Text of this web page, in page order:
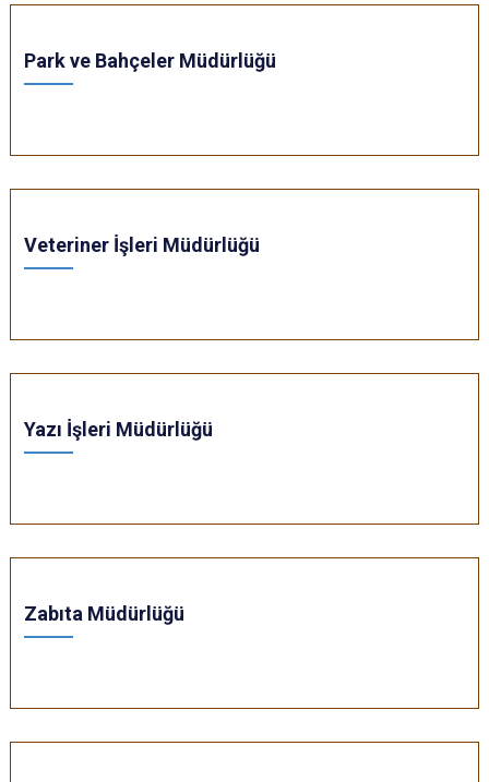
Park ve Bahçeler Müdürlüğü
Veteriner İşleri Müdürlüğü
Yazı İşleri Müdürlüğü
Zabıta Müdürlüğü